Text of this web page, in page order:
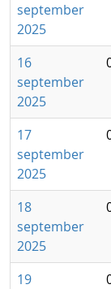
september
2025
16
september
2025
17
september
2025
18
september
2025
19